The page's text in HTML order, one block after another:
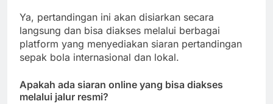
Ya, pertandingan ini akan disiarkan secara
langsung dan bisa diakses melalui berbagai
platform yang menyediakan siaran pertandingan
sepak bola internasional dan lokal.
Apakah ada siaran online yang bisa diakses
melalui jalur resmi?